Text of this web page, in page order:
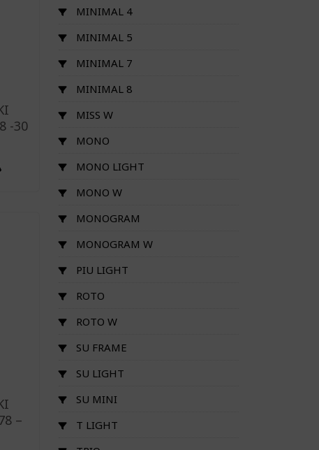
-30
–
MINIMAL 4
MINIMAL 5
MINIMAL 7
MINIMAL 8
MISS W
MONO
MONO LIGHT
MONO W
MONOGRAM
MONOGRAM W
PIU LIGHT
ROTO
ROTO W
SU FRAME
SU LIGHT
SU MINI
T LIGHT